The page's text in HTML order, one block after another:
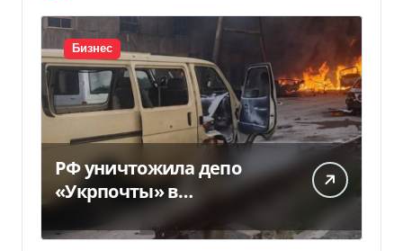
Бизнес
РФ уничтожила депо
«Укрпочты» в
Павлограде: есть
погибшие и ранены